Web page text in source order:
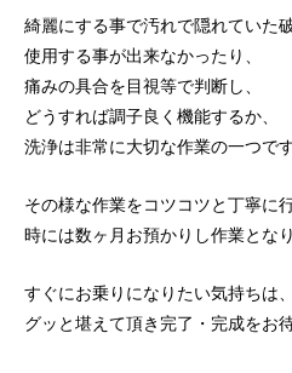
綺麗にする事で汚れで隠れていた
使用する事が出来なかったり、
痛みの具合を目視等で判断し、
どうすれば調子良く機能するか、
洗浄は非常に大切な作業の一つです
その様な作業をコツコツと丁寧に
時には数ヶ月お預かりし作業となり
すぐにお乗りになりたい気持ちは、
グッと堪えて頂き完了・完成をお